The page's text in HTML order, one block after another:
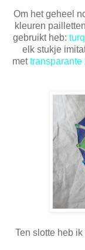
Om het geheel
kleuren
gebruikt heb:
elk stukje
met
Ten slotte heb